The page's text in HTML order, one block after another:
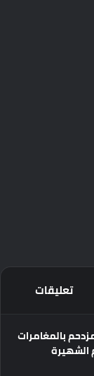
تعليقات
شهر مزدحم بالمغامرات
الشهيرة